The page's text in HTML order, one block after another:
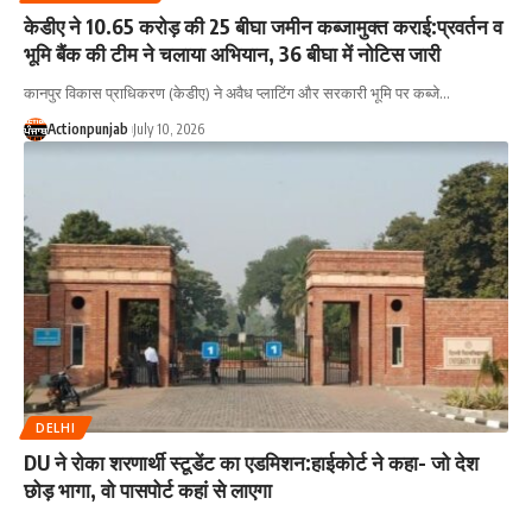
केडीए ने 10.65 करोड़ की 25 बीघा जमीन कब्जामुक्त कराई:प्रवर्तन व
भूमि बैंक की टीम ने चलाया अभियान, 36 बीघा में नोटिस जारी
कानपुर विकास प्राधिकरण (केडीए) ने अवैध प्लाटिंग और सरकारी भूमि पर कब्जे…
Actionpunjab July 10, 2026
DELHI
DU ने रोका शरणार्थी स्टूडेंट का एडमिशन:हाईकोर्ट ने कहा- जो देश
छोड़ भागा, वो पासपोर्ट कहां से लाएगा